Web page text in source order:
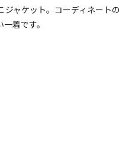
ャケット。コーディネートの
着です。